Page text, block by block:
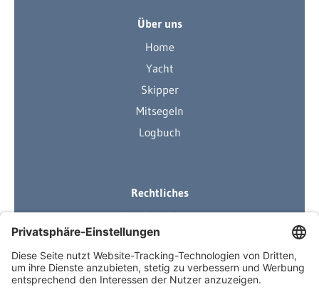
Über uns
Home
Yacht
Skipper
Mitsegeln
Logbuch
Rechtliches
Ihre Ausrüstung
Impressum
Datenschutzerklärung
AGB